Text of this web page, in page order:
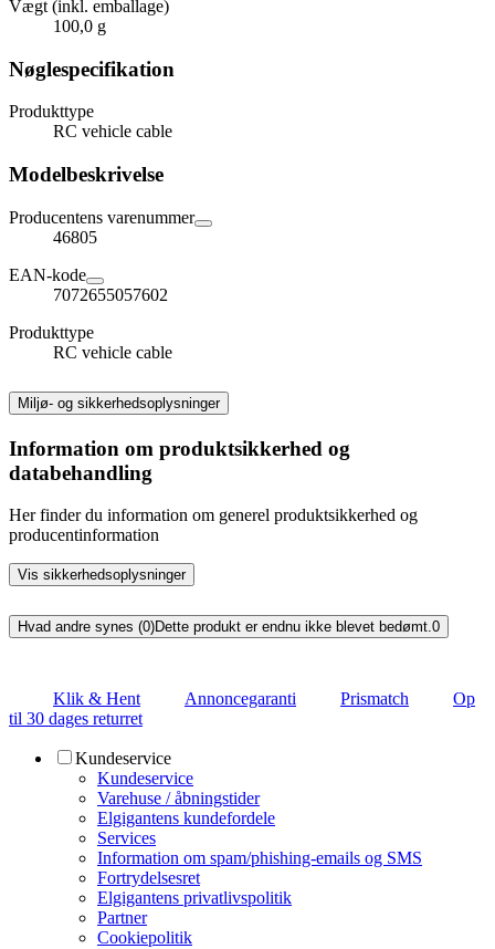
Vægt (inkl. emballage)
100,0 g
Nøglespecifikation
Produkttype
RC vehicle cable
Modelbeskrivelse
Producentens varenummer
46805
EAN-kode
7072655057602
Produkttype
RC vehicle cable
Miljø- og sikkerhedsoplysninger
Information om produktsikkerhed og
databehandling
Her finder du information om generel produktsikkerhed og
producentinformation
Vis sikkerhedsoplysninger
Hvad andre synes (0)Dette produkt er endnu ikke blevet bedømt.0
Klik & Hent Annoncegaranti Prismatch
Op
til 30 dages returret
Kundeservice
Kundeservice
Varehuse / åbningstider
Elgigantens kundefordele
Services
Information om spam/phishing-emails og SMS
Fortrydelsesret
Elgigantens privatlivspolitik
Partner
Cookiepolitik